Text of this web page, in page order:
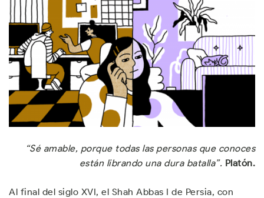
“Sé amable, porque todas las personas que conoces
están librando una dura batalla”. Platón.
Al final del siglo XVI, el Shah Abbas I de Persia, con